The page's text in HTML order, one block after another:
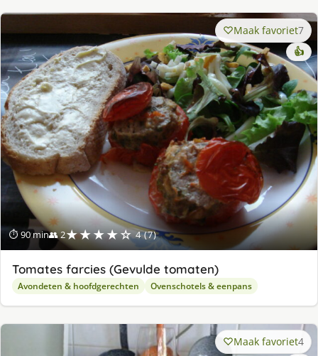
⏱ 90 min👥 2★★★★☆ 4 (7)
Maak favoriet7
👍
Tomates farcies (Gevulde tomaten)
Avondeten & hoofdgerechten Ovenschotels & eenpans
Maak favoriet4